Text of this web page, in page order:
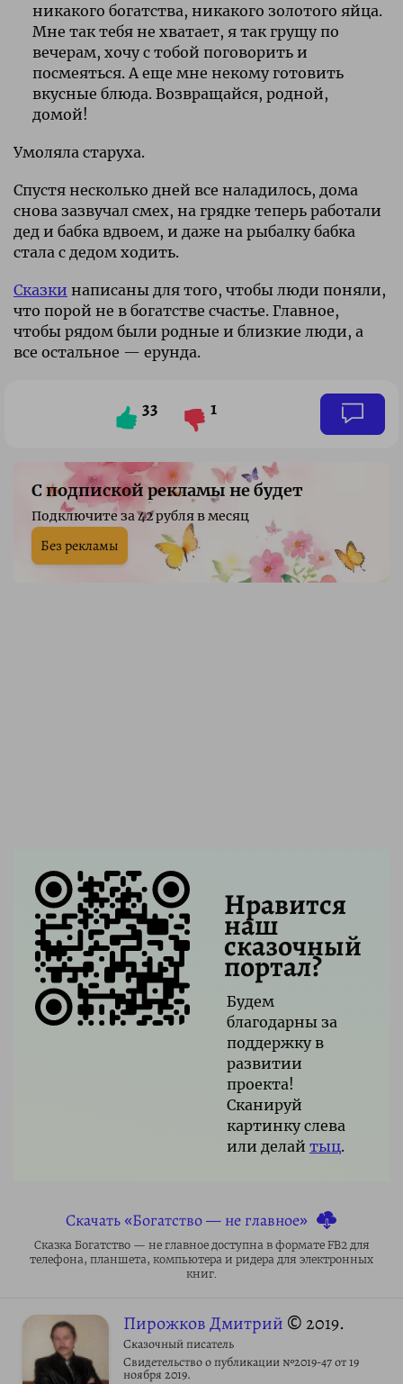
никакого богатства, никакого золотого яйца.
Мне так тебя не хватает, я так грущу по
вечерам, хочу с тобой поговорить и
посмеяться. А еще мне некому готовить
вкусные блюда. Возвращайся, родной,
домой!
Умоляла старуха.
Спустя несколько дней все наладилось, дома
снова зазвучал смех, на грядке теперь работали
дед и бабка вдвоем, и даже на рыбалку бабка
стала с дедом ходить.
Cказки написаны для того, чтобы люди поняли,
что порой не в богатстве счастье. Главное,
чтобы рядом были родные и близкие люди, а
все остальное — ерунда.
33 1
С подпиской рекламы не будет
Подключите за 42 рубля в месяц
Без рекламы
Нравится
наш
сказочный
портал?
Будем
благодарны за
поддержку в
развитии
проекта!
Сканируй
картинку слева
или делай тыц.
Скачать «Богатство — не главное»
Сказка Богатство — не главное доступна в формате FB2 для
телефона, планшета, компьютера и ридера для электронных
книг.
Пирожков Дмитрий © 2019.
Сказочный писатель
Свидетельство о публикации №2019-47 от 19
ноября 2019.